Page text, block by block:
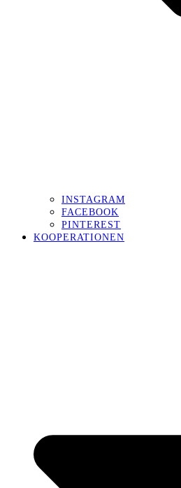
INSTAGRAM
FACEBOOK
PINTEREST
KOOPERATIONEN